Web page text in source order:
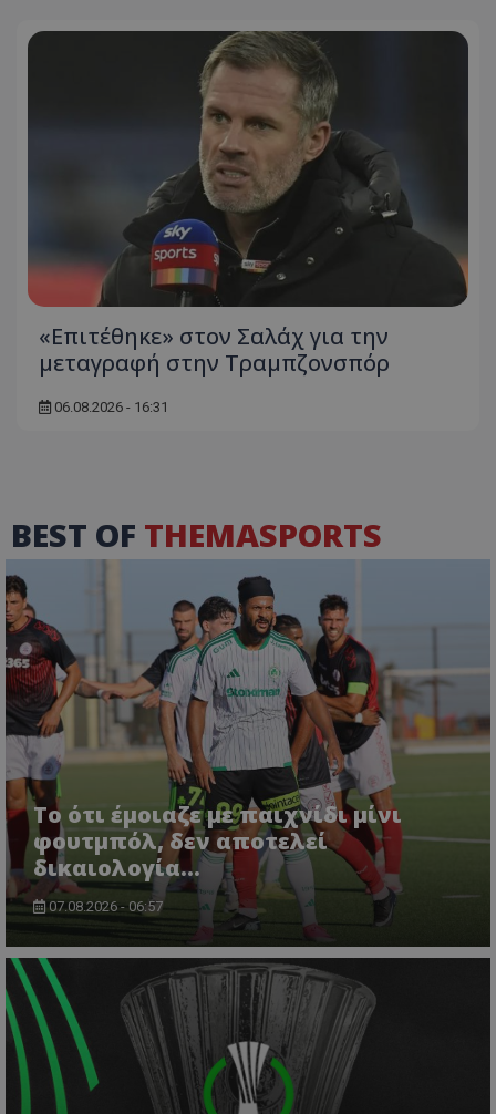
«Επιτέθηκε» στον Σαλάχ για την
μεταγραφή στην Τραμπζονσπόρ
06.08.2026 - 16:31
BEST OF THEMASPORTS
Το ότι έμοιαζε με παιχνίδι μίνι
φουτμπόλ, δεν αποτελεί
δικαιολογία…
07.08.2026 - 06:57